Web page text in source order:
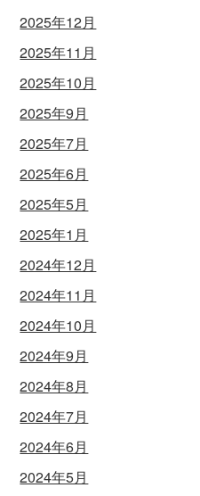
2025年12月
2025年11月
2025年10月
2025年9月
2025年7月
2025年6月
2025年5月
2025年1月
2024年12月
2024年11月
2024年10月
2024年9月
2024年8月
2024年7月
2024年6月
2024年5月